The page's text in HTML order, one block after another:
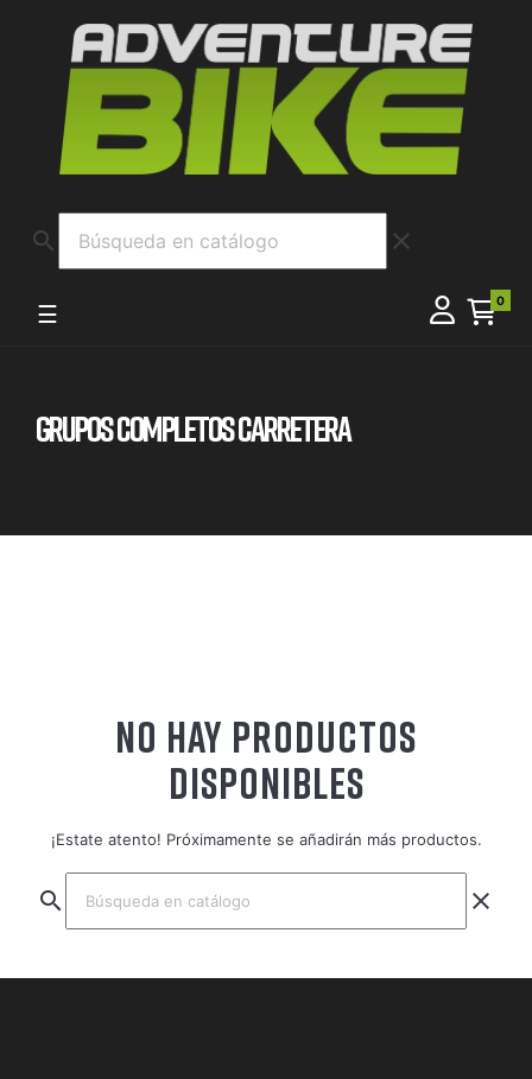
search clear
Navegación de palanca
☰ 0
GRUPOS COMPLETOS CARRETERA
NO HAY PRODUCTOS
DISPONIBLES
¡Estate atento! Próximamente se añadirán más productos.
search clear